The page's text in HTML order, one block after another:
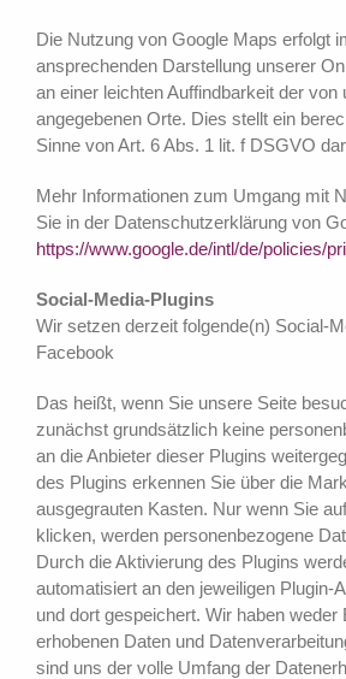
Die Nutzung von Google Maps erfolgt
ansprechenden Darstellung unserer
an einer leichten Auffindbarkeit der von
angegebenen Orte. Dies stellt ein
Sinne von Art. 6 Abs. 1 lit. f DSGVO
Mehr Informationen zum Umgang mit
Sie in der Datenschutzerklärung von
https://www.google.de/intl/de/policies/
Social-Media-Plugins
Wir setzen derzeit folgende(n) Social-
Facebook
Das heißt, wenn Sie unsere Seite
zunächst grundsätzlich keine
an die Anbieter dieser Plugins
des Plugins erkennen Sie über die
ausgegrauten Kasten. Nur wenn Sie
klicken, werden personenbezogene
Durch die Aktivierung des Plugins
automatisiert an den jeweiligen Plugin-
und dort gespeichert. Wir haben weder
erhobenen Daten und
sind uns der volle Umfang der